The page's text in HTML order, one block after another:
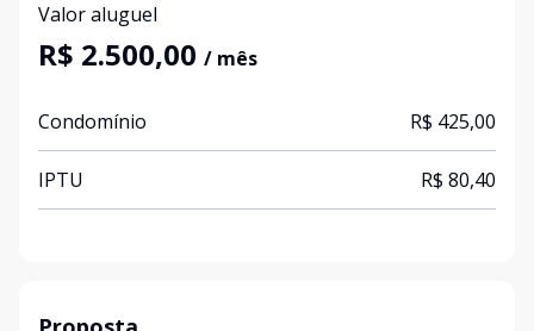
Valor aluguel
R$ 2.500,00 / mês
Condomínio R$ 425,00
IPTU R$ 80,40